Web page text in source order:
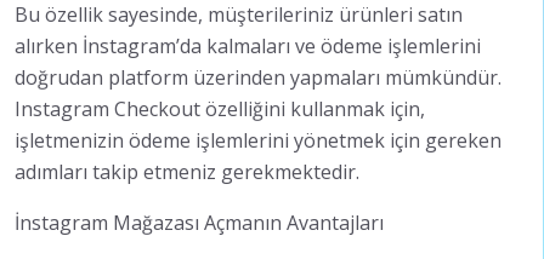
Bu özellik sayesinde, müşterileriniz ürünleri satın
alırken İnstagram’da kalmaları ve ödeme işlemlerini
doğrudan platform üzerinden yapmaları mümkündür.
Instagram Checkout özelliğini kullanmak için,
işletmenizin ödeme işlemlerini yönetmek için gereken
adımları takip etmeniz gerekmektedir.
İnstagram Mağazası Açmanın Avantajları